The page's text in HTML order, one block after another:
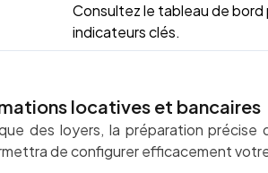
Consultez le tableau de
indicateurs clés.
locatives et bancaires
des loyers, la préparation
de configurer efficacement